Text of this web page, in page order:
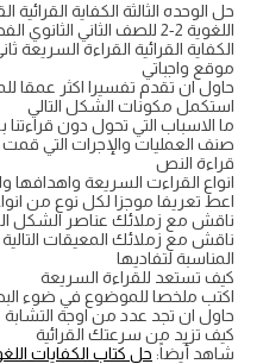
حل الوحده الثالثة الكفاية
موقع واجباتي
حاول ان تقدم تفسيرا اكثر عمقا
استكمل مكونات الشكل التالي
ما الاسباب التي تحول دون
صنف العمليات والإجرات التي قمت
قراءة النص
انواع القراءت السريعة واهدافها
اعط تعريفا موجزا لكل نوع من
ناقش مع زملائك عناصر الشكل
ناقش مع زملائك المعيقات
المناسبة لتفاديها
كيف تستعد للقراءة السريعة
اكتب ملخصا للموضوع في ضوء
حاول ان تجد عدد من اوجة التشابة
كيف تزيد من سرعتك القرائية
شاهد أيضاً: حل كتاب الكفايات اللغوية 2-2 ثاني ثانوي